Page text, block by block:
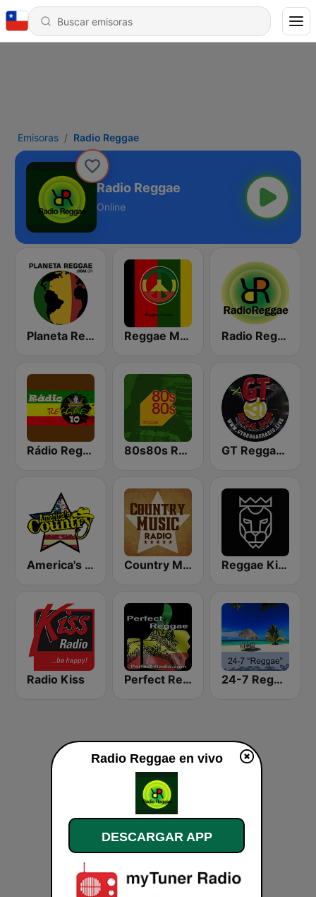
Emisoras Radio Reggae
Radio Reggae
Online
Planeta Reggae Reggae Mania Radio Reggae
Rádio Reggae 10 80s80s Reggae GT Reggae Radio
America's Country Country Music Radio - Classic Country Reggae King Radio
Radio Kiss Perfect Reggae 24-7 Reggae
Radio Reggae en vivo
DESCARGAR APP